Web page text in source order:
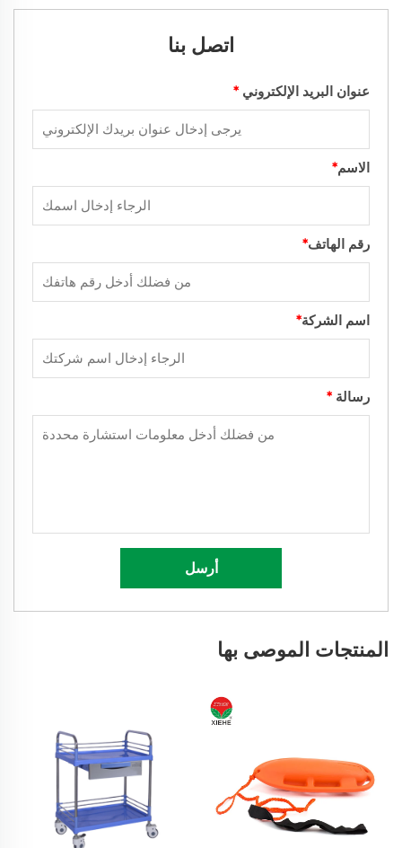
اتصل بنا
عنوان البريد الإلكتروني *
الاسم*
رقم الهاتف*
اسم الشركة*
رسالة *
أرسل
المنتجات الموصى بها